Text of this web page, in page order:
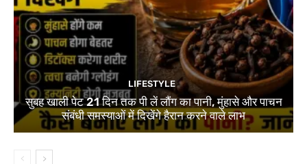
LIFESTYLE
सुबह खाली पेट 21 दिन तक पी लें लौंग का पानी, मुंहासे और पाचन
संबंधी समस्याओं में दिखेंगे हैरान करने वाले लाभ